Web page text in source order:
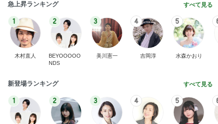
急上昇ランキング すべて見る
1
木村直人
2
BEYOOOOO
NDS
3
美川憲一
4
吉岡淳
5
水森かおり
新登場ランキング すべて見る
1 2 3 4 5